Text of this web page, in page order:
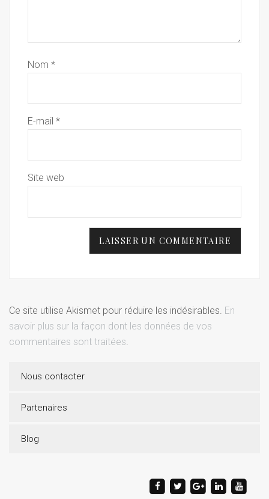
Nom *
E-mail *
Site web
Ce site utilise Akismet pour réduire les indésirables. En
savoir plus sur la façon dont les données de vos
commentaires sont traitées.
Nous contacter
Partenaires
Blog